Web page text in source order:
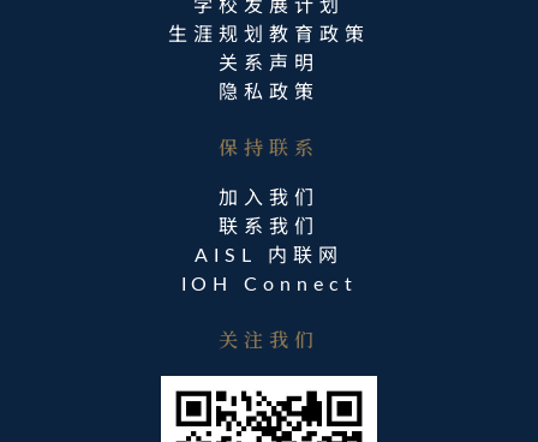
学校发展计划
生涯规划教育政策
关系声明
隐私政策
保持联系​
加入我们
联系我们
AISL 内联网
IOH Connect
关注我们